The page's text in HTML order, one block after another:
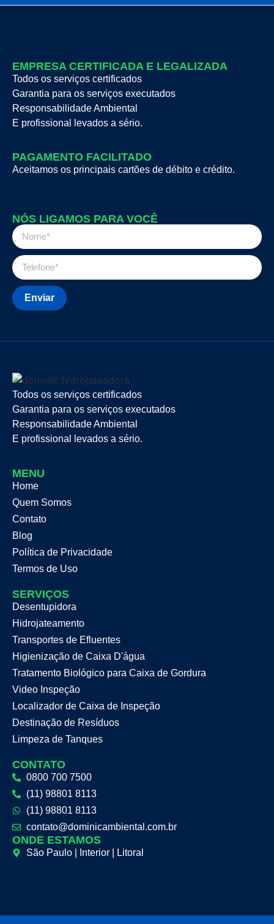
EMPRESA CERTIFICADA E LEGALIZADA
Todos os serviços certificados
Garantia para os serviços executados
Responsabilidade Ambiental
E profissional levados a sério.
PAGAMENTO FACILITADO
Aceitamos os principais cartões de débito e crédito.
NÓS LIGAMOS PARA VOCÊ
Enviar
Todos os serviços certificados
Garantia para os serviços executados
Responsabilidade Ambiental
E profissional levados a sério.
MENU
Home
Quem Somos
Contato
Blog
Política de Privacidade
Termos de Uso
SERVIÇOS
Desentupidora
Hidrojateamento
Transportes de Efluentes
Higienização de Caixa D'água
Tratamento Biológico para Caixa de Gordura
Video Inspeção
Localizador de Caixa de Inspeção
Destinação de Resíduos
Limpeza de Tanques
CONTATO
0800 700 7500
(11) 98801 8113
(11) 98801 8113
contato@dominicambiental.com.br
ONDE ESTAMOS
São Paulo | Interior | Litoral